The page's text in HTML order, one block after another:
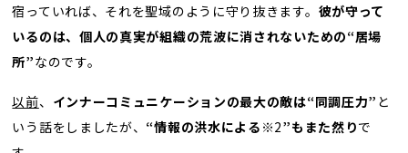
宿っていれば、それを聖域のように守り抜きます。 彼が守って
いるのは、個人の真実が組織の荒波に消されないための“居場
所”なのです。
以前、 インナーコミュニケーションの最大の敵は“同調圧力” と
いう話をしましたが、 “情報の洪水による ※2”もまた然りで